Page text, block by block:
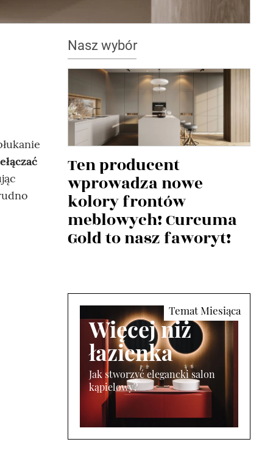
Nasz wybór
Ten producent
wprowadza nowe
kolory frontów
meblowych! Curcuma
Gold to nasz faworyt!
Więcej niż
łazienka
Jak stworzyć elegancki salon
kąpielowy?